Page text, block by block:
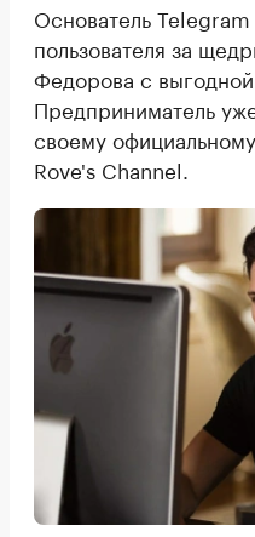
Основатель
пользователя за
Федорова с выгодной
Предприниматель
своему
Rove's Channel.